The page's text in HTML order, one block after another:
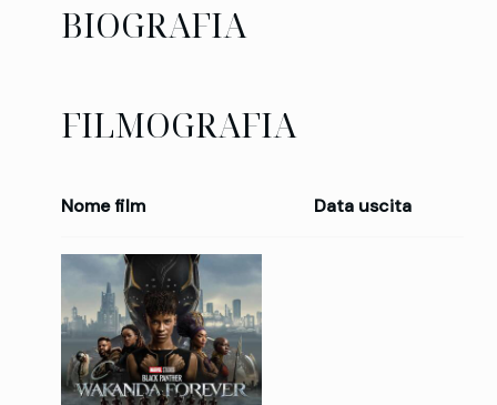
BIOGRAFIA
FILMOGRAFIA
Nome film Data uscita